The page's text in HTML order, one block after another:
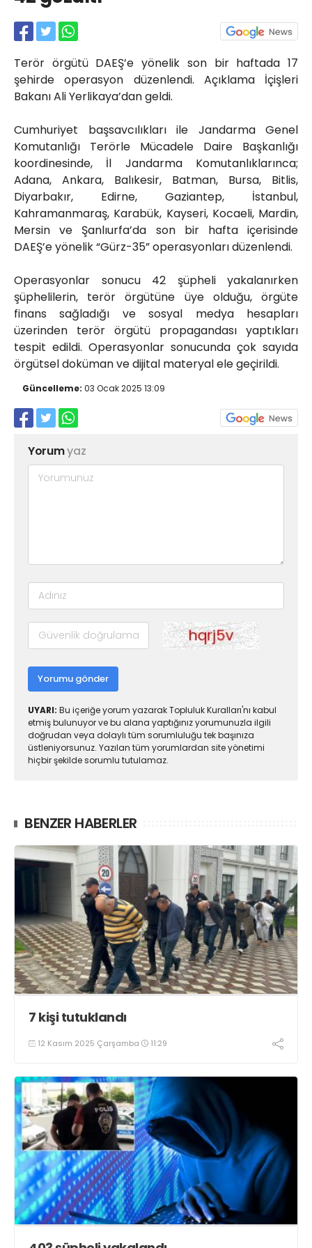
Terör örgütü DAEŞ’e yönelik son bir haftada 17
şehirde operasyon düzenlendi. Açıklama İçişleri
Bakanı Ali Yerlikaya’dan geldi.
Cumhuriyet başsavcılıkları ile Jandarma Genel
Komutanlığı Terörle Mücadele Daire Başkanlığı
koordinesinde, İl Jandarma Komutanlıklarınca;
Adana, Ankara, Balıkesir, Batman, Bursa, Bitlis,
Diyarbakır, Edirne, Gaziantep, İstanbul,
Kahramanmaraş, Karabük, Kayseri, Kocaeli, Mardin,
Mersin ve Şanlıurfa’da son bir hafta içerisinde
DAEŞ’e yönelik “Gürz-35” operasyonları düzenlendi.
Operasyonlar sonucu 42 şüpheli yakalanırken
şüphelilerin, terör örgütüne üye olduğu, örgüte
finans sağladığı ve sosyal medya hesapları
üzerinden terör örgütü propagandası yaptıkları
tespit edildi. Operasyonlar sonucunda çok sayıda
örgütsel doküman ve dijital materyal ele geçirildi.
Güncelleme: 03 Ocak 2025 13:09
Yorumyaz
Yorumu gönder
UYARI: Bu içeriğe yorum yazarak Topluluk Kuralları'nı kabul
etmiş bulunuyor ve bu alana yaptığınız yorumunuzla ilgili
doğrudan veya dolaylı tüm sorumluluğu tek başınıza
üstleniyorsunuz. Yazılan tüm yorumlardan site yönetimi
hiçbir şekilde sorumlu tutulamaz.
BENZER HABERLER
7 kişi tutuklandı
12 Kasım 2025 Çarşamba 11:29
Yahya Kaptan Mahallesi
Akkavaklar Caddesi No:17/4 İzmit-
KOCAELİ
kocaelisokak@gmail.com